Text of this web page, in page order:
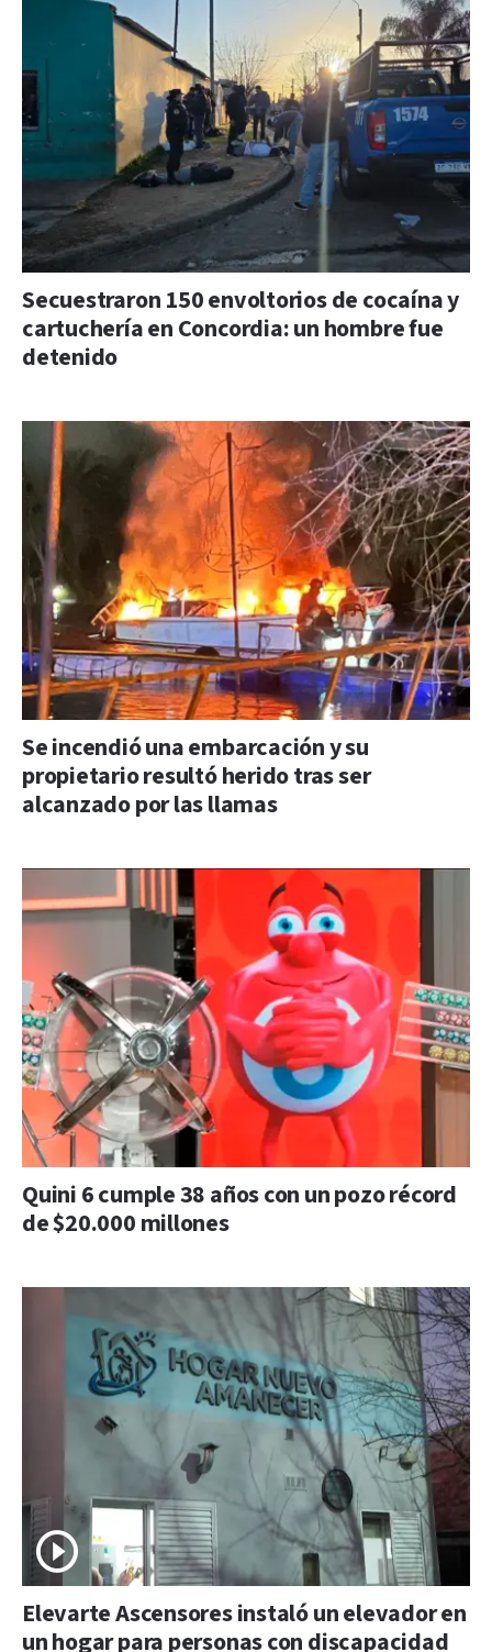
Secuestraron 150 envoltorios de cocaína y
cartuchería en Concordia: un hombre fue
detenido
Se incendió una embarcación y su
propietario resultó herido tras ser
alcanzado por las llamas
Quini 6 cumple 38 años con un pozo récord
de $20.000 millones
Elevarte Ascensores instaló un elevador en
un hogar para personas con discapacidad